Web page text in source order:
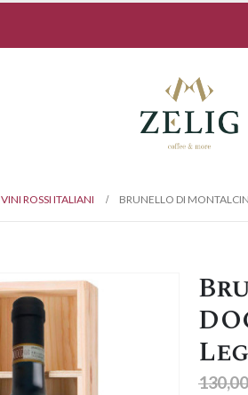
VINI ROSSI ITALIANI BRUNELLO DI